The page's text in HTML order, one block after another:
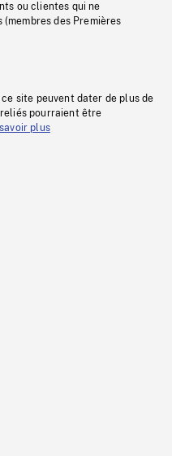
ou clientes qui ne
des Premières
site peuvent dater de plus de
reliés pourraient être
savoir plus